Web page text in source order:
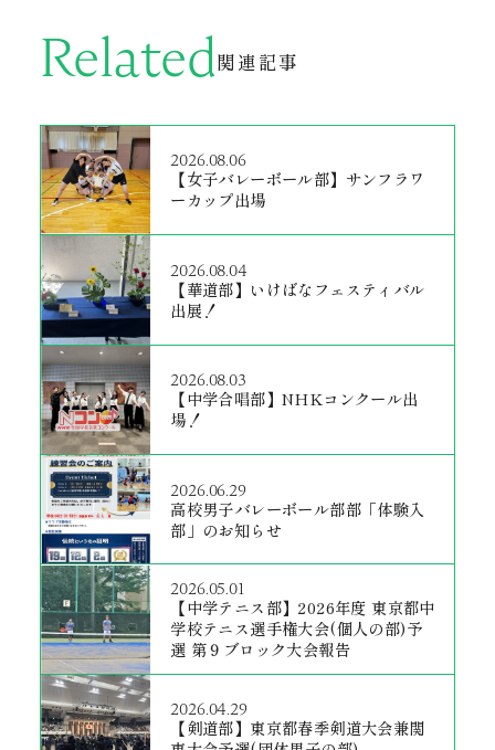
Related関連記事
2026.08.06
【女子バレーボール部】サンフラワ
ーカップ出場
2026.08.04
【華道部】いけばなフェスティバル
出展！
2026.08.03
【中学合唱部】NHKコンクール出
場！
2026.06.29
高校男子バレーボール部部「体験入
部」のお知らせ
2026.05.01
【中学テニス部】2026年度 東京都中
学校テニス選手権大会(個人の部)予
選 第９ブロック大会報告
2026.04.29
【剣道部】東京都春季剣道大会兼関